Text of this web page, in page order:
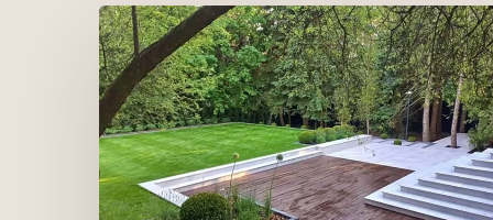
Jesienne
porządki
na
tarasie
–
jak
zabezpieczyć